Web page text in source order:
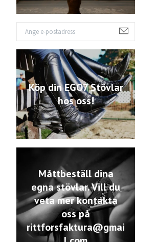
Köp din EGO7 Stövlar
hos oss!
Måttbeställ dina
egna stövlar. Vill du
veta mer kontakta
oss på
rittforsfaktura@gmai